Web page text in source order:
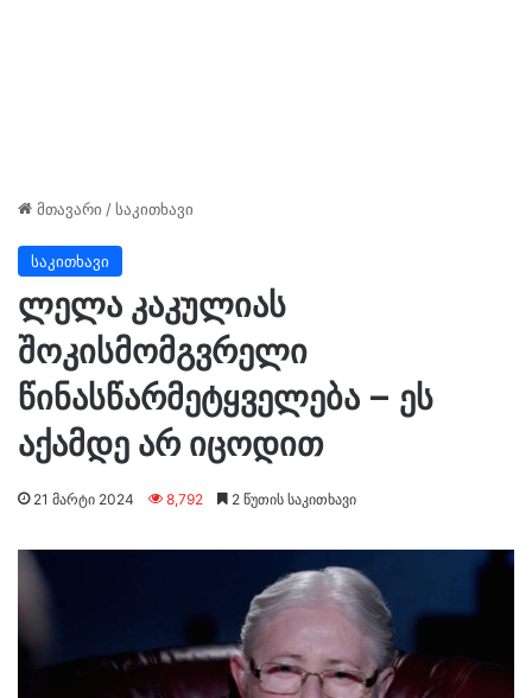
მთავარი /საკითხავი
საკითხავი
ლელა კაკულიას
შოკისმომგვრელი
წინასწარმეტყველება – ეს
აქამდე არ იცოდით
21 მარტი 2024 8,792 2 წუთის საკითხავი